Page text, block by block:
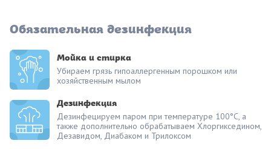
Обязательная дезинфекция
Мойка и стирка
Убираем грязь гипоаллергенным порошком или
хозяйственным мылом
Дезинфекция
Дезинфецируем паром при температуре 100°С, а
также дополнительно обрабатываем Хлоргикседином,
Дезавидом, Диабаком и Трилоксом